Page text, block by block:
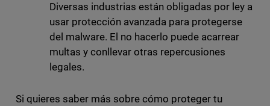
Diversas industrias están obligadas por ley a
usar protección avanzada para protegerse
del malware. El no hacerlo puede acarrear
multas y conllevar otras repercusiones
legales.
Si quieres saber más sobre cómo proteger tu